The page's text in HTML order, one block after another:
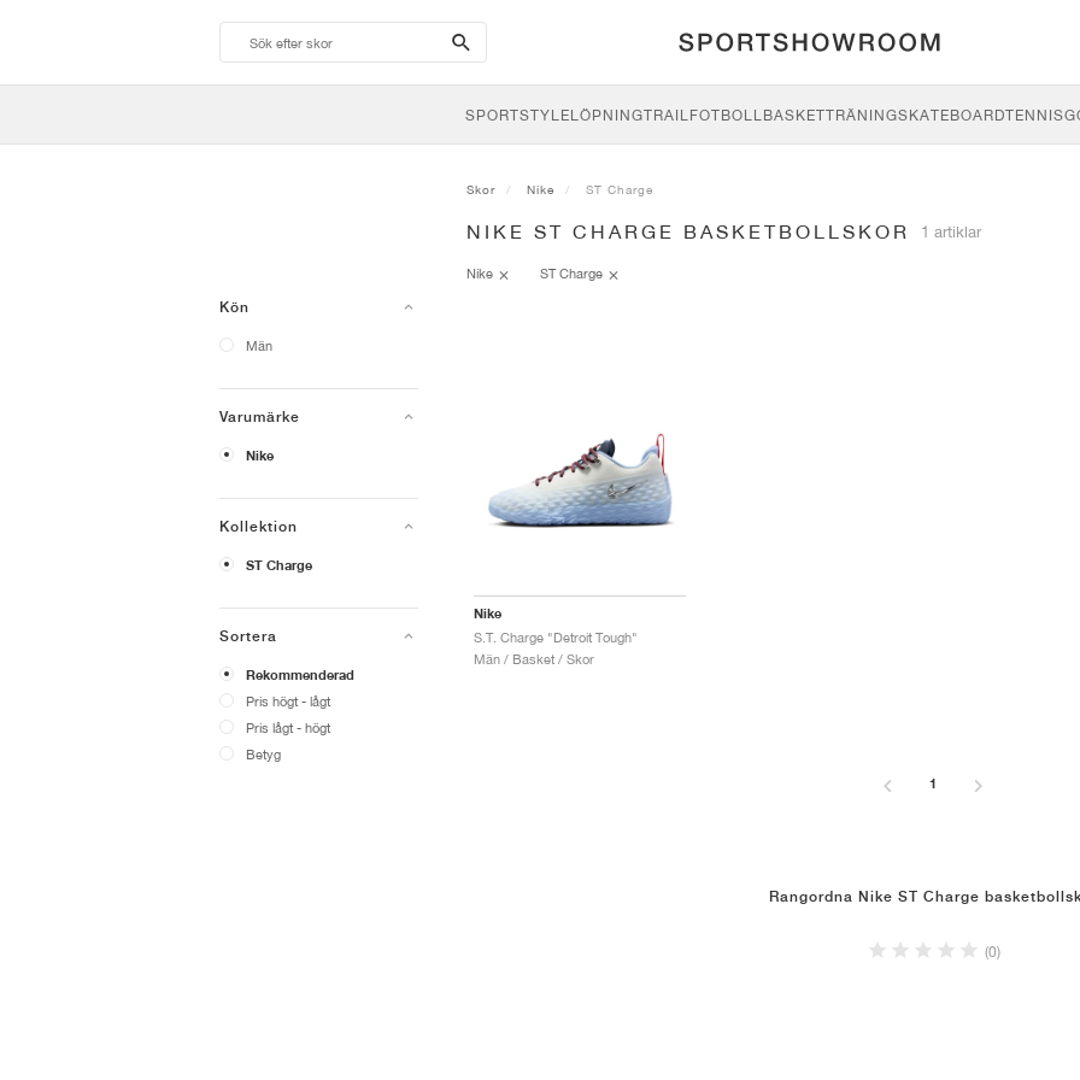
search-
btn
SPORTSTYLELÖPNINGTRAILFOTBOLLBASKETTRÄNINGSKATEBOARDTENNIS
Kön
Män
Varumärke
Nike
Kollektion
ST Charge
Sortera
Rekommenderad
Pris högt - lågt
Pris lågt - högt
Betyg
Skor Nike ST Charge
NIKE ST CHARGE BASKETBOLLSKOR 1 artiklar
Nike ST Charge
Nike
S.T. Charge "Detroit Tough"
Män / Basket / Skor
1
Rangordna Nike ST Charge
(0)